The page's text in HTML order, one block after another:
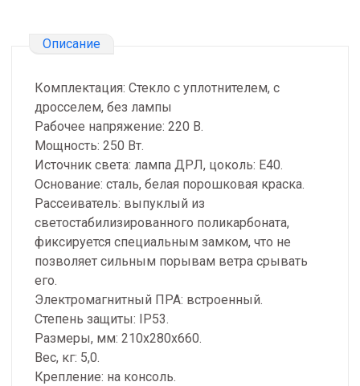
Описание
Комплектация: Стекло с уплотнителем, с
дросселем, без лампы
Рабочее напряжение: 220 В.
Мощность: 250 Вт.
Источник света: лампа ДРЛ, цоколь: Е40.
Основание: сталь, белая порошковая краска.
Рассеиватель: выпуклый из
светостабилизированного поликарбоната,
фиксируется специальным замком, что не
позволяет сильным порывам ветра срывать
его.
Электромагнитный ПРА: встроенный.
Степень защиты: IP53.
Размеры, мм: 210х280х660.
Вес, кг: 5,0.
Крепление: на консоль.